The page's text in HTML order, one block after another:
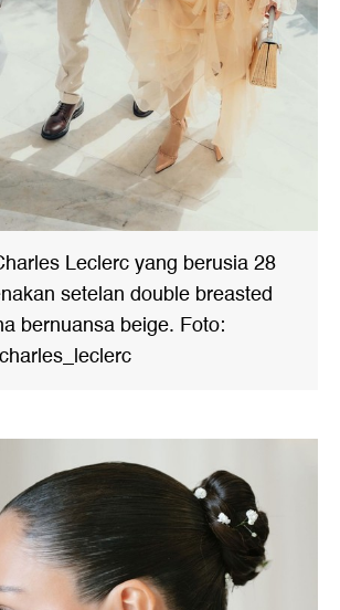
Leclerc yang berusia 28
setelan double breasted
bernuansa beige. Foto: